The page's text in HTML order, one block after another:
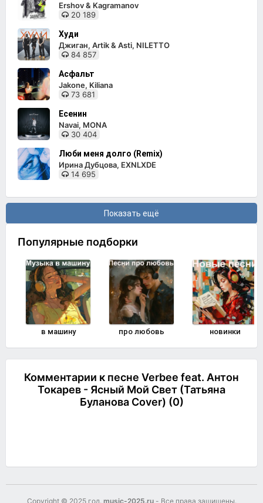
Ershov & Kagramanov
20 189
Худи
Джиган, Artik & Asti, NILETTO
84 857
Асфальт
Jakone, Kiliana
73 681
Есенин
Navai, MONA
30 404
Люби меня долго (Remix)
Ирина Дубцова, EXNLXDE
14 695
Показать ещё
Популярные подборки
в машину про любовь новинки
Комментарии к песне Verbee feat. Антон
Токарев - Ясный Мой Свет (Татьяна
Буланова Cover) (0)
Copyright © 2025 год. music-2025.ru- Все права защищены.